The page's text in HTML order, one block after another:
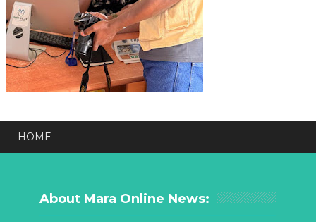
HOME
About Mara Online News: